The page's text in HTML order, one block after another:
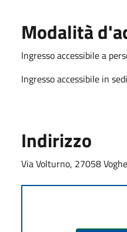
Modalità
Ingresso accessibile a
Ingresso accessibile in
Indirizzo
Via Volturno, 27058